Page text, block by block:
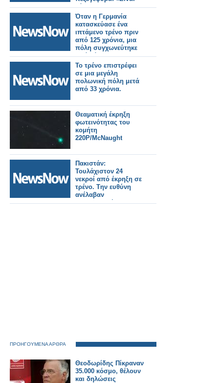
κόσμημα για την
πόλη»
Όταν η Γερμανία
κατασκεύασε ένα
ιπτάμενο τρένο πριν
από 125 χρόνια, μια
πόλη συγχωνεύτηκε
από κάτω του.
Το τρένο επιστρέφει
σε μια μεγάλη
πολωνική πόλη μετά
από 33 χρόνια.
Θεαματική έκρηξη
φωτεινότητας του
κομήτη
220P/McNaught
Πακιστάν:
Τουλάχιστον 24
νεκροί από έκρηξη σε
τρένο. Tην ευθύνη
ανέλαβαν
αυτονομιστές
ΠΡΟΗΓΟΥΜΕΝΑ ΑΡΘΡΑ
Θεοδωρίδης Πίκραναν
35.000 κόσμο, θέλουν
και δηλώσεις